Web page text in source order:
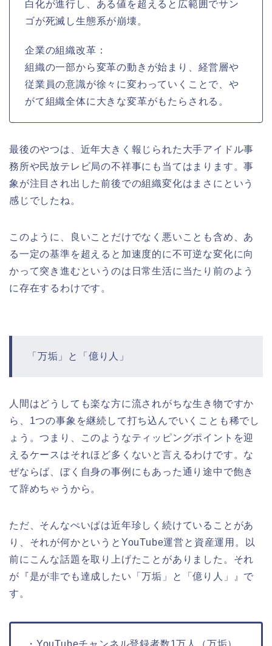
白化が進行し、ある値を超えると広範囲でサン
ゴが死滅し生態系が崩壊。
企業の組織改革：
組織の一部から変革の動きが始まり、経営層や
従業員の意識が徐々に変わっていくことで、や
がて組織全体に大きな変革がもたらされる。
最後のやつは、近年大きく報じられた大手アイドル事
務所や民放テレビ局の不祥事にも当てはまります。事
象が注目され出した前後での組織変化はまさにという
感じでしたね。
このように、良いことだけでなく悪いことも含め、あ
る一定の基準を超えると加速度的に不可逆な変化に向
かって突き進むというのは日常生活に当たり前のよう
に存在するわけです。
「万垢」と「億り人」
人間はどうしても楽な方に流されがちな生き物ですか
ら、1つの事象を継続して打ち込んでいくことも稀でし
ょう。つまり、このようなティッピングポイントを迎
えるケースはそれほど多くないと言えるわけです。な
ぜならば、ぼく自身の事例にもあった通り途中で飽き
て辞めちゃうから。
ただ、そんなぺいぱは近年珍しく続けていることがあ
り、それが何かというとYouTube運営と資産運用。以
前にこんな話題を取り上げたことがありました。それ
が『是が非でも達成したい「万垢」と「億り人」』で
す。
・YouTubeチャンネル登録者数1万人（万垢）